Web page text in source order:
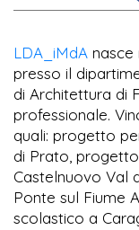
LDA_iMdA nasce
presso il
di Architettura di
professionale.
quali: progetto
di Prato,
Castelnuovo Val
Ponte sul Fiume
scolastico a